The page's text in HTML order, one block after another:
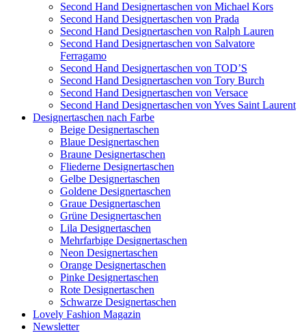
Second Hand Designertaschen von Michael Kors
Second Hand Designertaschen von Prada
Second Hand Designertaschen von Ralph Lauren
Second Hand Designertaschen von Salvatore
Ferragamo
Second Hand Designertaschen von TOD’S
Second Hand Designertaschen von Tory Burch
Second Hand Designertaschen von Versace
Second Hand Designertaschen von Yves Saint Laurent
Designertaschen nach Farbe
Beige Designertaschen
Blaue Designertaschen
Braune Designertaschen
Fliederne Designertaschen
Gelbe Designertaschen
Goldene Designertaschen
Graue Designertaschen
Grüne Designertaschen
Lila Designertaschen
Mehrfarbige Designertaschen
Neon Designertaschen
Orange Designertaschen
Pinke Designertaschen
Rote Designertaschen
Schwarze Designertaschen
Lovely Fashion Magazin
Newsletter